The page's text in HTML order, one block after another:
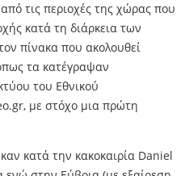
τις περιοχές της χώρας που
κατά τη διάρκεια των
πίνακα που ακολουθεί
τα κατέγραψαν
του Εθνικού
με στόχο μια πρώτη
κατά την κακοκαιρία Daniel